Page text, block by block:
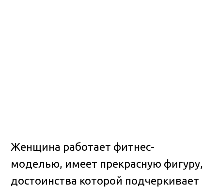
Женщина работает фитнес-
моделью, имеет прекрасную фигуру,
достоинства которой подчеркивает